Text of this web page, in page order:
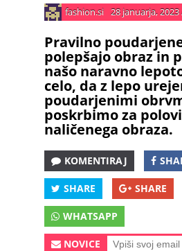
fashion.si 28 januarja, 2023
Pravilno
polepšajo obraz in
našo naravno
celo, da z lepo
poudarjenimi
poskrbimo za
naličenega obraza.
KOMENTIRAJ
SHARE SHARE
WHATSAPP
NOVICE